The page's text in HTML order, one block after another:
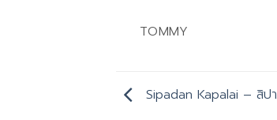
TOMMY
Sipadan Kapalai – สิป